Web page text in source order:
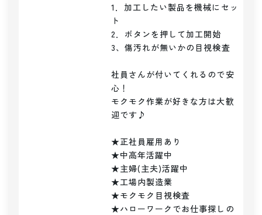
1．加工したい製品を機械にセッ
ト
2．ボタンを押して加工開始
3、傷汚れが無いかの目視検査
社員さんが付いてくれるので安
心！
モクモク作業が好きな方は大歓
迎です♪
★正社員雇用あり
★中高年活躍中
★主婦(主夫)活躍中
★工場内製造業
★モクモク目視検査
★ハローワークでお仕事探しの